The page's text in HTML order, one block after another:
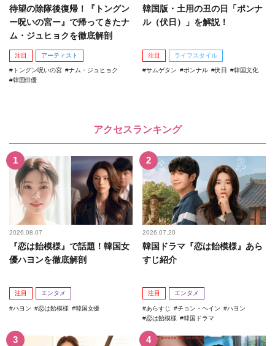
待望の除隊後復帰！『トングン
ー呪いの宮ー』で帰ってきたナ
ム・ジュヒョクを徹底解剖
注目 アーティスト
トングン呪いの宮
ナム・ジュヒョク
韓国俳優
韓国版・土用の丑の日「ポンナ
ル（伏日）」を解説！
注目 ライフスタイル
サムゲタン ポンナル 伏日 韓国文化
アクセスランキング
2026.08.07
『恋は飴模様』で話題！韓国女
優ハヨンを徹底解剖
注目 エンタメ
ハヨン 恋は飴模様 韓国女優
2026.07.20
韓国ドラマ『恋は飴模様』あら
すじ紹介
注目 エンタメ
あらすじ チョン・ヘイン
ハヨン
恋は飴模様
韓国ドラマ